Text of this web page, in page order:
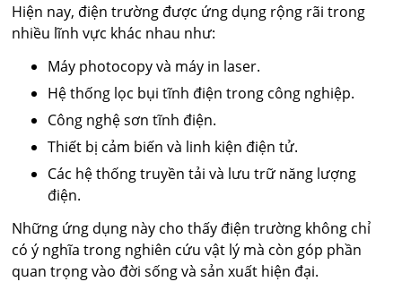
Hiện nay, điện trường được ứng dụng rộng rãi trong
nhiều lĩnh vực khác nhau như:
Máy photocopy và máy in laser.
Hệ thống lọc bụi tĩnh điện trong công nghiệp.
Công nghệ sơn tĩnh điện.
Thiết bị cảm biến và linh kiện điện tử.
Các hệ thống truyền tải và lưu trữ năng lượng
điện.
Những ứng dụng này cho thấy điện trường không chỉ
có ý nghĩa trong nghiên cứu vật lý mà còn góp phần
quan trọng vào đời sống và sản xuất hiện đại.